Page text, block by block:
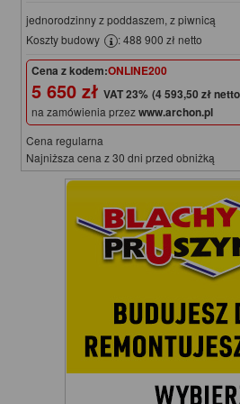
jednorodzinny z poddaszem, z piwnicą
Koszty budowy
: 488 900 zł netto
Cena z kodem:ONLINE200
5 650 zł (4 593,50 zł
na zamówienia przezwww.archon.pl
Cena regularna
Najniższa cena z 30 dni przed obniżką